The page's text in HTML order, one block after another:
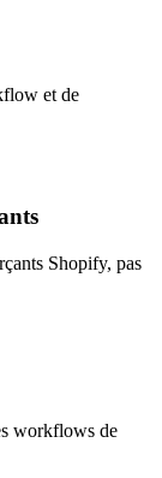
et de
Shopify, pas
workflows de